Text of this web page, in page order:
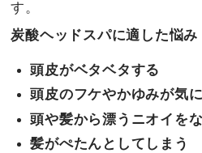
す。
炭酸ヘッドスパに適した悩み
頭皮がベタベタする
頭皮のフケやかゆみが気
頭や髪から漂うニオイを
髪がぺたんとしてしまう